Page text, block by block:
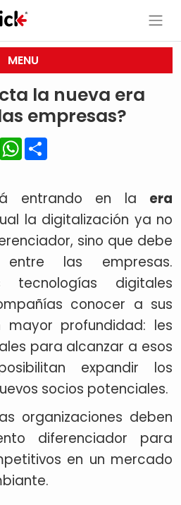
MENU
la nueva era
empresas?
WhatsApp
entrando en la era
la digitalización ya no
sino que debe
las empresas.
tecnologías digitales
conocer a sus
mayor profundidad: les
para alcanzar a esos
expandir los
socios potenciales.
organizaciones deben
diferenciador para
en un mercado